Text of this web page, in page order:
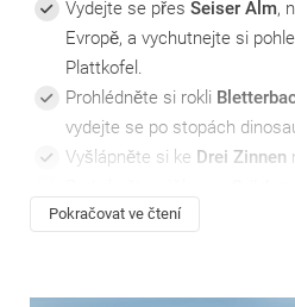
Vydejte se přes Seiser Alm,
Evropě, a vychutnejte si
Plattkofel.
Prohlédněte si rokli
vydejte se po stopách
Vyšlápněte si ke Drei Zinnen
zabodují autenticitou a
Pěší turistika v Dolomitech
Pokračovat ve čtení